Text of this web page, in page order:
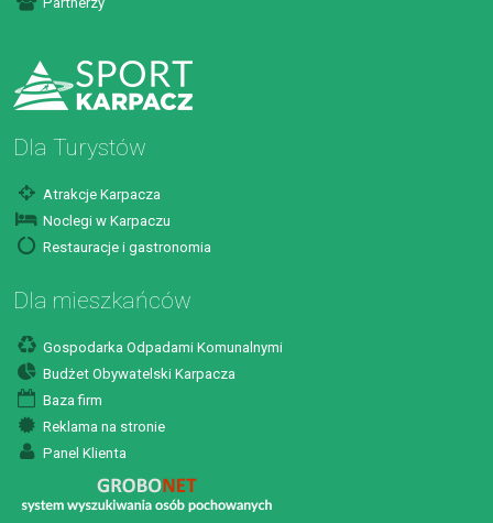
Dla Turystów
Atrakcje Karpacza
Noclegi w Karpaczu
Restauracje i gastronomia
Dla mieszkańców
Gospodarka Odpadami Komunalnymi
Budżet Obywatelski Karpacza
Baza firm
Reklama na stronie
Panel Klienta